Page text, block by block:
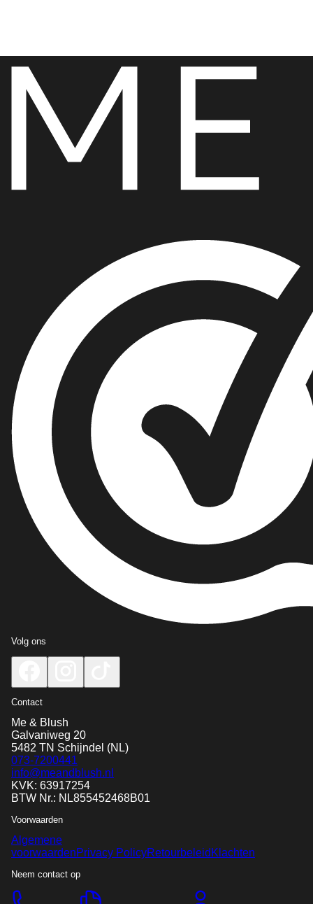
Volg ons
Contact
Me & Blush
Galvaniweg 20
5482 TN Schijndel (NL)
073-7200441
info@meandblush.nl
KVK: 63917254
BTW Nr.: NL855452468B01
Voorwaarden
Algemene
voorwaardenPrivacy PolicyRetourbeleid Klachten
Neem contact op